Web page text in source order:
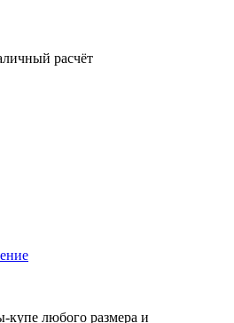
расчёт
купе любого размера и